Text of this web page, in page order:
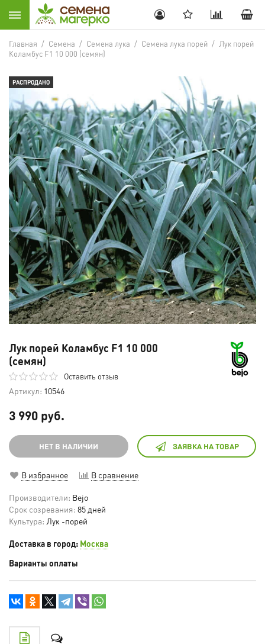
Главная / Семена / Семена лука / Семена лука порей / Лук порей
Коламбус F1 10 000 (семян)
РАСПРОДАНО
Лук порей Коламбус F1 10 000
(семян)
Оставить отзыв
Артикул: 10546
3 990 руб.
НЕТ В НАЛИЧИИ ЗАЯВКА НА ТОВАР
В избранное В сравнение
Производители: Bejo
Срок созревания: 85 дней
Культура: Лук -порей
Доставка в город: Москва
Варианты оплаты